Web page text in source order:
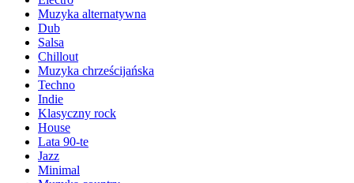
Muzyka alternatywna
Dub
Salsa
Chillout
Muzyka chrześcijańska
Techno
Indie
Klasyczny rock
House
Lata 90-te
Jazz
Minimal